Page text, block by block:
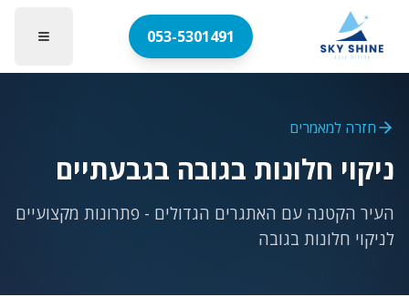
053-5301491
חזרה למאמרים
ניקוי חלונות בגובה בגבעתיים
העיר הקטנה עם האתגרים הגדולים - פתרונות מקצועיים
לניקוי חלונות בגובה